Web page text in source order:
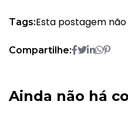
Tags:Esta postagem não
Compartilhe:
Ainda não há